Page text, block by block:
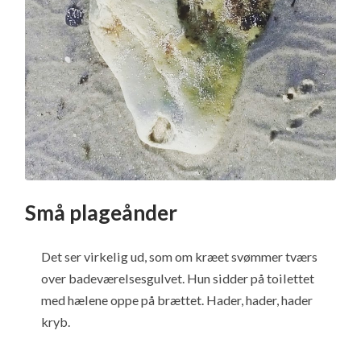
Små plageånder
Det ser virkelig ud, som om kræet svømmer tværs
over badeværelsesgulvet. Hun sidder på toilettet
med hælene oppe på brættet. Hader, hader, hader
kryb.